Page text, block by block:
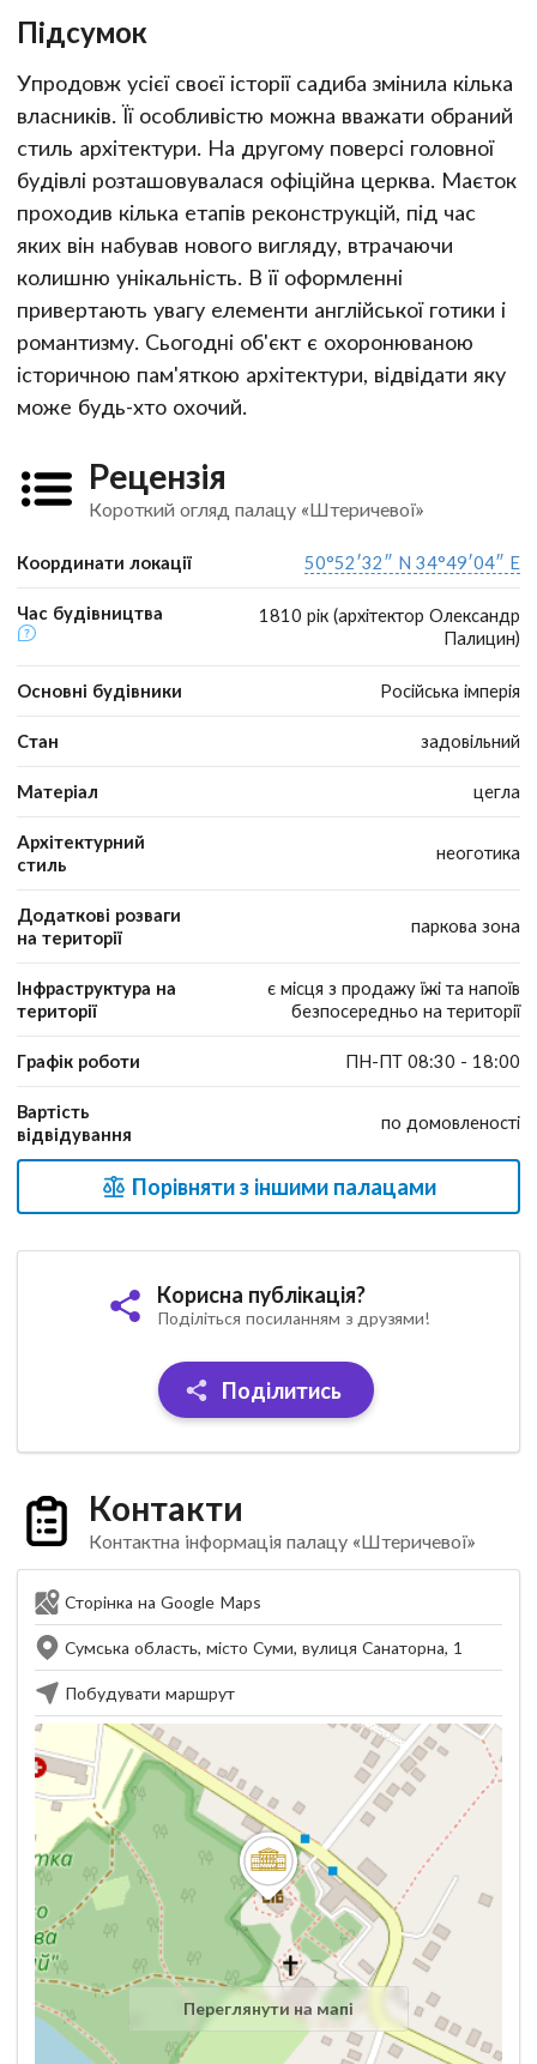
Підсумок
Упродовж усієї своєї історії садиба змінила кілька
власників. Її особливістю можна вважати обраний
стиль архітектури. На другому поверсі головної
будівлі розташовувалася офіційна церква. Маєток
проходив кілька етапів реконструкцій, під час
яких він набував нового вигляду, втрачаючи
колишню унікальність. В її оформленні
привертають увагу елементи англійської готики і
романтизму. Сьогодні об'єкт є охоронюваною
історичною пам'яткою архітектури, відвідати яку
може будь-хто охочий.
Рецензія
Короткий огляд палацу «Штеричевої»
Координати локації 50°52′32″ N 34°49′04″ E
Час будівництва
1810 рік (архітектор Олександр
Палицин)
Основні будівники Російська імперія
Стан задовільний
Матеріал цегла
Архітектурний
стиль
неоготика
Додаткові розваги
на території
паркова зона
Інфраструктура на
території
є місця з продажу їжі та напоїв
безпосередньо на території
Графік роботи ПН-ПТ 08:30 - 18:00
Вартість
відвідування
по домовленості
Порівняти з іншими палацами
Корисна публікація?
Поділіться посиланням з друзями!
Поділитись
Контакти
Контактна інформація палацу «Штеричевої»
Сторінка на Google Maps
Сумська область, місто Суми, вулиця Санаторна, 1
Побудувати маршрут
Переглянути на мапі